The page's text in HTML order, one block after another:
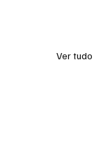
Ver tudo